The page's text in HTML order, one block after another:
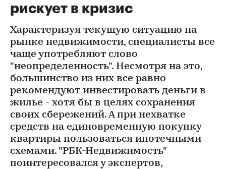
рискует в кризис
Характеризуя текущую ситуацию на
рынке недвижимости, специалисты все
чаще употребляют слово
"неопределенность". Несмотря на это,
большинство из них все равно
рекомендуют инвестировать деньги в
жилье - хотя бы в целях сохранения
своих сбережений. А при нехватке
средств на единовременную покупку
квартиры пользоваться ипотечными
схемами. "РБК-Недвижимость"
поинтересовался у экспертов,